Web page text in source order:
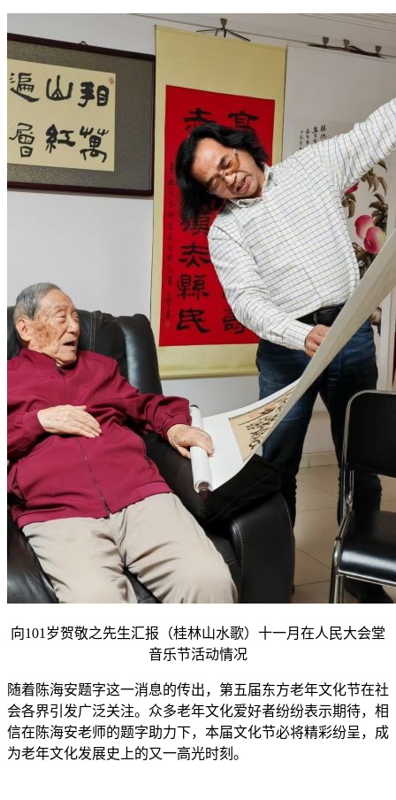
向101岁贺敬之先生汇报（桂林山水歌）十一月在人民大会堂
音乐节活动情况
随着陈海安题字这一消息的传出，第五届东方老年文化节在社
会各界引发广泛关注。众多老年文化爱好者纷纷表示期待，相
信在陈海安老师的题字助力下，本届文化节必将精彩纷呈，成
为老年文化发展史上的又一高光时刻。